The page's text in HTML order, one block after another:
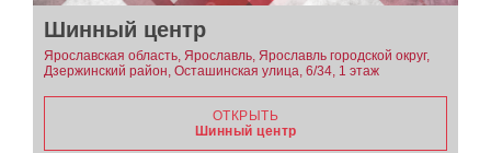
Шинный центр
Ярославская область, Ярославль, Ярославль городской округ,
Дзержинский район, Осташинская улица, 6/34, 1 этаж
ОТКРЫТЬ
Шинный центр